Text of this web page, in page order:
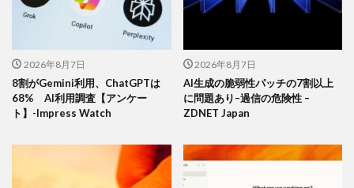
2026年8月7日
8割がGemini利用、ChatGPTは
68% AI利用調査【アンケー
ト】-Impress Watch
2026年8月7日
AI生成の脆弱性パッチの7割以上
に問題あり–過信の危険性 –
ZDNET Japan